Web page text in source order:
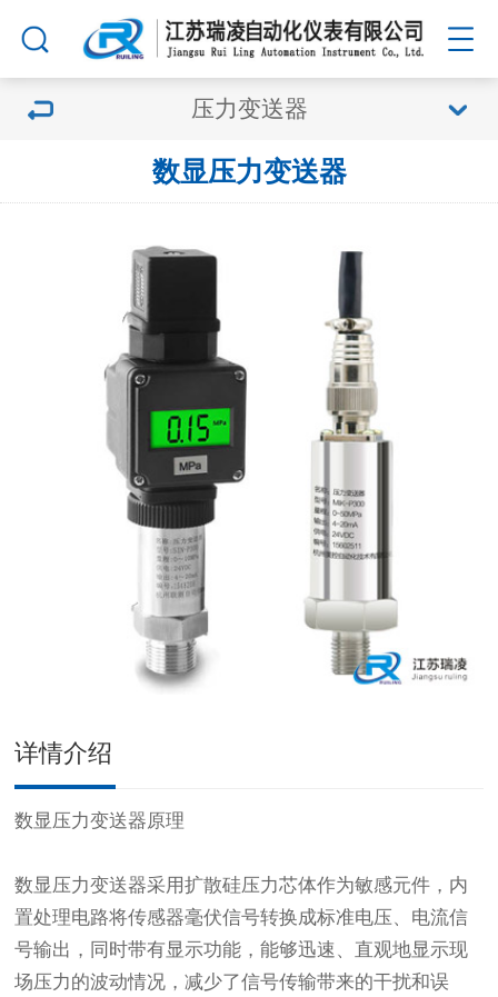
压力变送器
数显压力变送器
详情介绍
数显压力变送器原理
数显压力变送器采用扩散硅压力芯体作为敏感元件，内
置处理电路将传感器毫伏信号转换成标准电压、电流信
号输出，同时带有显示功能，能够迅速、直观地显示现
场压力的波动情况，减少了信号传输带来的干扰和误